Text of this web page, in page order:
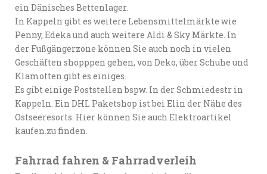
ein Dänisches Bettenlager.
In Kappeln gibt es weitere Lebensmittelmärkte wie
Penny, Edeka und auch weitere Aldi & Sky Märkte. In
der Fußgängerzone können Sie auch noch in vielen
Geschäften shopppen gehen, von Deko, über Schuhe und
Klamotten gibt es einiges.
Es gibt einige Poststellen bspw. In der Schmiedestr in
Kappeln. Ein DHL Paketshop ist bei Elin der Nähe des
Ostseeresorts. Hier können Sie auch Elektroartikel
kaufen.zu finden.
Fahrrad fahren & Fahrradverleih